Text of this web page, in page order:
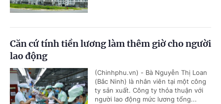
Căn cứ tính tiền lương làm thêm giờ cho người
lao động
(Chinhphu.vn) - Bà Nguyễn Thị Loan
(Bắc Ninh) là nhân viên tại một công
ty sản xuất. Công ty thỏa thuận với
người lao động mức lương tổng...